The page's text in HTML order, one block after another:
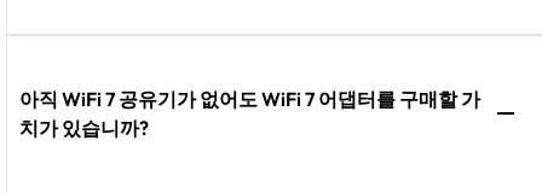
아직 WiFi 7 공유기가 없어도 WiFi 7 어댑터를 구매할 가
치가 있습니까?